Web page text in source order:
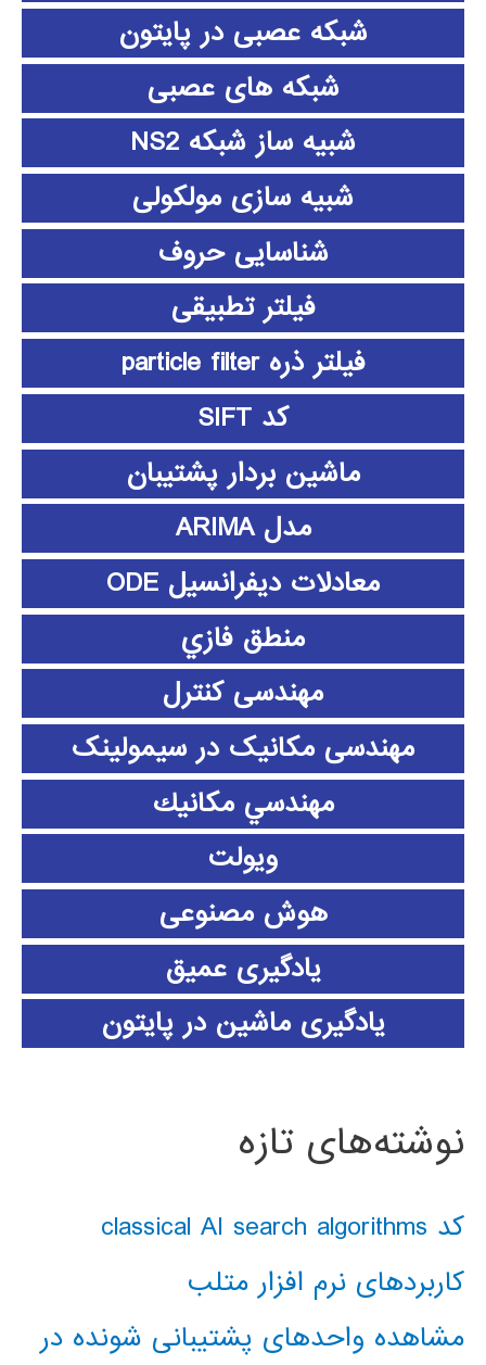
شبکه عصبی در پایتون
شبکه های عصبی
شبیه ساز شبکه NS2
شبیه سازی مولکولی
شناسایی حروف
فیلتر تطبیقی
فیلتر ذره particle filter
کد SIFT
ماشین بردار پشتیبان
مدل ARIMA
معادلات دیفرانسیل ODE
منطق فازي
مهندسی کنترل
مهندسی مکانیک در سیمولینک
مهندسي مكانيك
ویولت
هوش مصنوعی
یادگیری عمیق
یادگیری ماشین در پایتون
نوشته‌های تازه
کد classical AI search algorithms
کاربردهای نرم افزار متلب
مشاهده واحدهای پشتیبانی شونده در